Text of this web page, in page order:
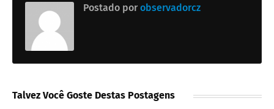
Postado por observadorcz
Talvez Você Goste Destas Postagens